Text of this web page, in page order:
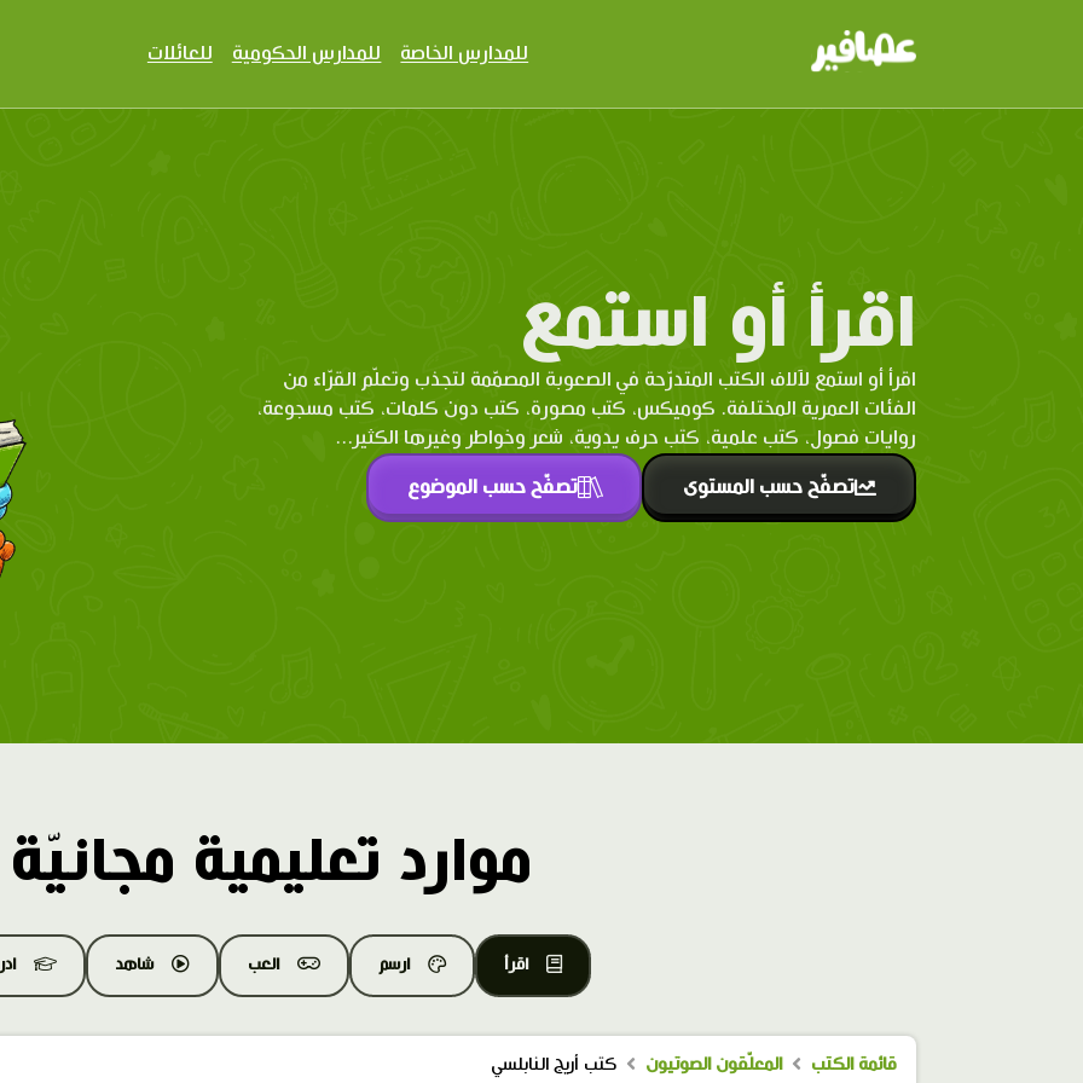
للمدارس الخاصة للمدارس الحكومية للعائلات
اقرأ أو استمع
اقرأ أو استمع لآلاف الكتب المتدرّحة في الصعوبة المصمّمة لتجذب وتعلّم القرّاء من
الفئات العمرية المختلفة. كوميكس، كتب مصورة، كتب دون كلمات، كتب مسجوعة،
روايات فصول، كتب علمية، كتب حرف يدوية، شعر وخواطر وغيرها الكثير...
تصفّح حسب المستوى تصفّح حسب الموضوع
موارد تعليمية مجانيّة
اقرأ ارسم العب شاهد
قائمة الكتب المعلّقون الصوتيون كتب أريج النابلسي